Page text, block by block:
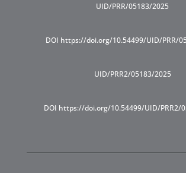
UID/PRR/05183/2025
DOI https://doi.org/10.54499/UID/PRR/
UID/PRR2/05183/2025
DOI https://doi.org/10.54499/UID/PRR2/